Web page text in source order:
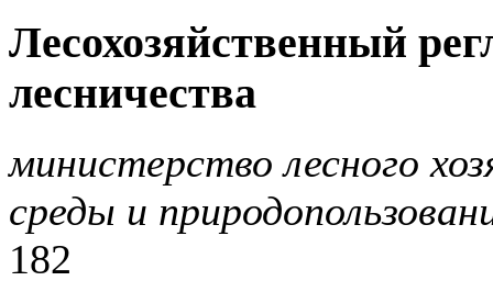
Лесохозяйственный
лесничества
министерство лесного
среды и
182